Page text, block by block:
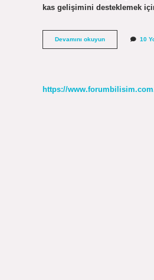
kas gelişimini desteklemek
Devamını okuyunDirenç
Egzersizleri
10
https://